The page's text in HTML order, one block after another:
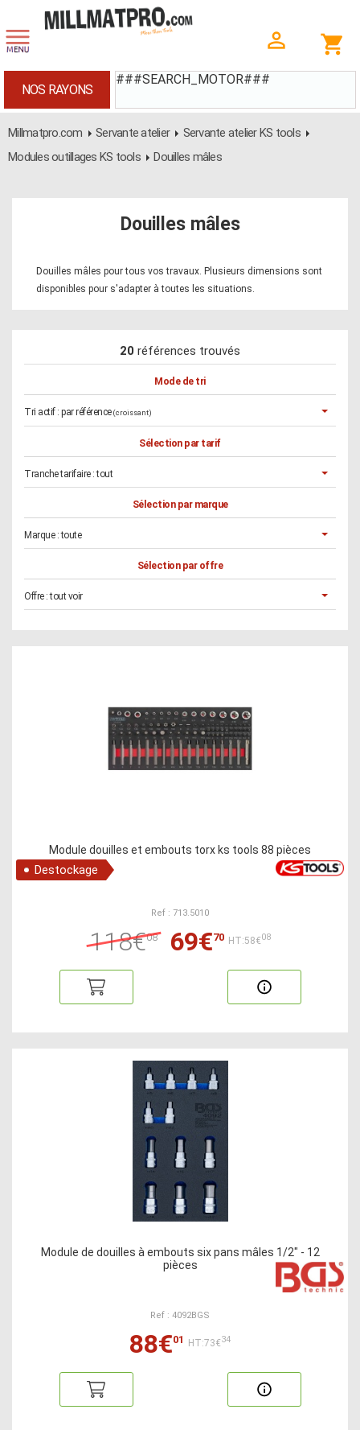
###SEARCH_MOTOR###
NOS RAYONS
Millmatpro.com Servante atelier
Servante atelier KS tools
Modules outillages KS tools
Douilles mâles
Douilles mâles
Douilles mâles pour tous vos travaux. Plusieurs dimensions sont
disponibles pour s'adapter à toutes les situations.
20 références trouvés
Mode de tri
Tri actif : par référence (croissant)
Sélection par tarif
Tranche tarifaire :tout
Sélection par marque
Marque :toute
Sélection par offre
Offre :tout voir
Module douilles et embouts torx ks tools 88 pièces
Destockage
Ref : 713.5010
118€08 69€70 HT:58€08
Module de douilles à embouts six pans mâles 1/2" - 12
pièces
Ref : 4092BGS
88€01 HT:73€34